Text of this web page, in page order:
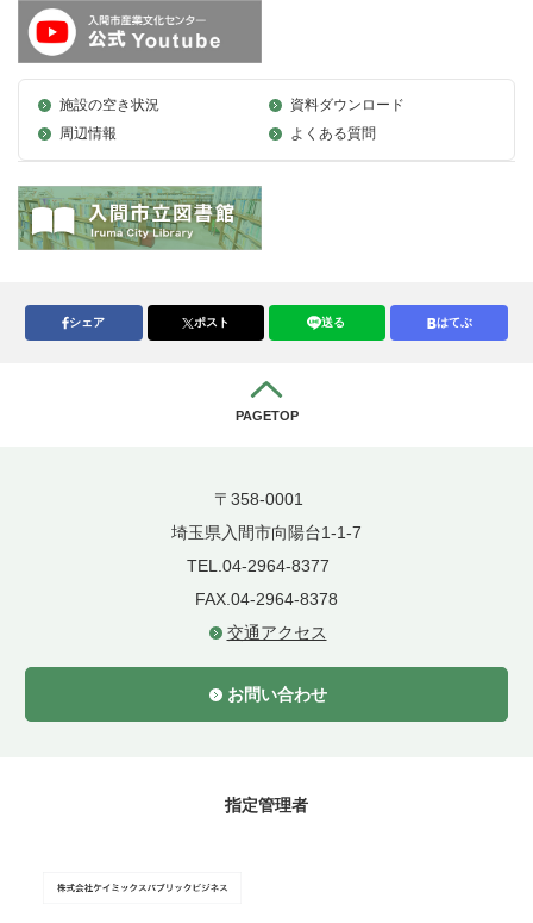
施設の空き状況
資料ダウンロード
周辺情報
よくある質問
シェア ポスト 送る はてぶ
PAGETOP
〒358-0001
埼玉県入間市向陽台1-1-7
TEL.04-2964-8377
FAX.04-2964-8378
交通アクセス
お問い合わせ
指定管理者